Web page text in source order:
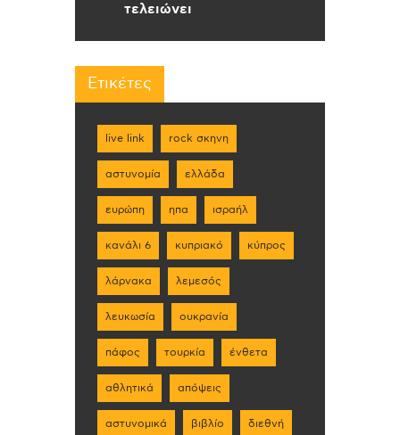
τελειώνει
Ετικέτες
live link rock σκηνη
αστυνομία ελλάδα
ευρώπη ηπα ισραήλ
κανάλι 6 κυπριακό κύπρος
λάρνακα λεμεσός
λευκωσία ουκρανία
πάφος τουρκία ένθετα
αθλητικά απόψεις
αστυνομικά βιβλίο διεθνή